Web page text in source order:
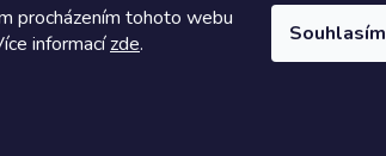
procházením tohoto webu
informacízde. Souhlasím
implementoval Tomáš Hlad&